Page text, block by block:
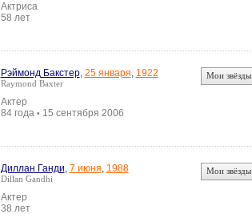
Актриса
58 лет
Рэймонд Бакстер, 25 января, 1922
Raymond Baxter
Актер
84 года • 15 сентября 2006
Мои звёзды
Диллан Ганди, 7 июня, 1988
Dillan Gandhi
Актер
38 лет
Мои звёзды